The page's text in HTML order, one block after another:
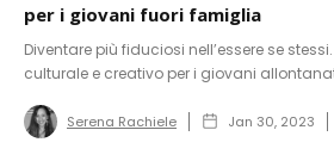
per i giovani fuori famiglia
Diventare più fiduciosi nell’essere se
culturale e creativo per i giovani
Serena Rachiele Jan 30, 2023